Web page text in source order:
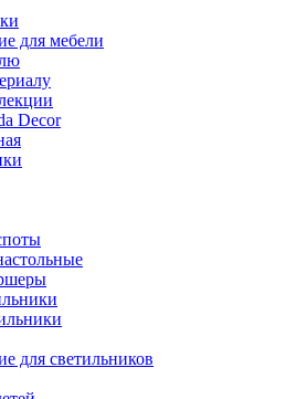
для мебели
Decor
для светильников